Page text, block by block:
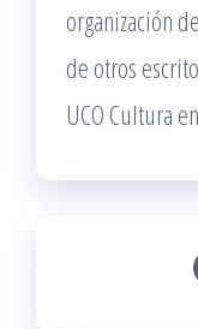
organización
de otros
UCO Cultura